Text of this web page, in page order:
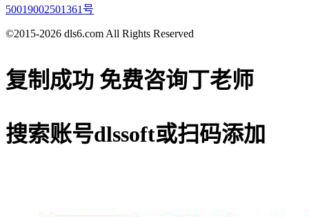
50019002501361号
©2015-2026 dls6.com All Rights Reserved
复制成功 免费咨询丁老师
搜索账号dlssoft或扫码添加